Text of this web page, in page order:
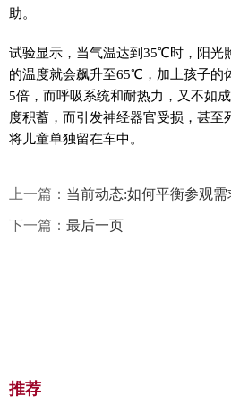
助。
试验显示，当气温达到35℃时，阳光
的温度就会飙升至65℃，加上孩子的
5倍，而呼吸系统和耐热力，又不如
度积蓄，而引发神经器官受损，甚至
将儿童单独留在车中。
上一篇： 当前动态:如何平衡参观需
下一篇： 最后一页
推荐